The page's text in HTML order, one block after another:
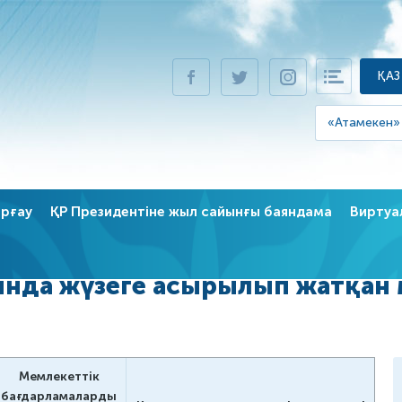
ҚАЗ
тарихы
құқытық база
реттеу
ҚР Президентіне жыл сайынғы баяндама
Жиі
жүзеге асырылып жатқан
Мемлекеттік
бағдарламаларды